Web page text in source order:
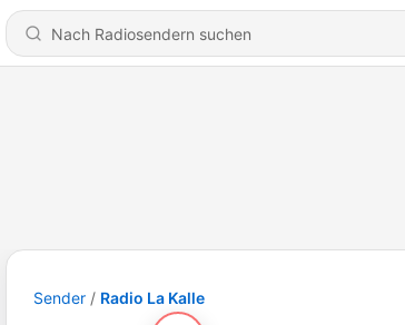
Sender Radio La Kalle